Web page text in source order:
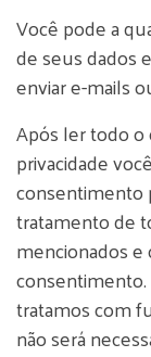
Você pode a
de seus dados
enviar e-mails
Após ler todo
privacidade
consentimento
tratamento de
mencionados
tratamos com
não será